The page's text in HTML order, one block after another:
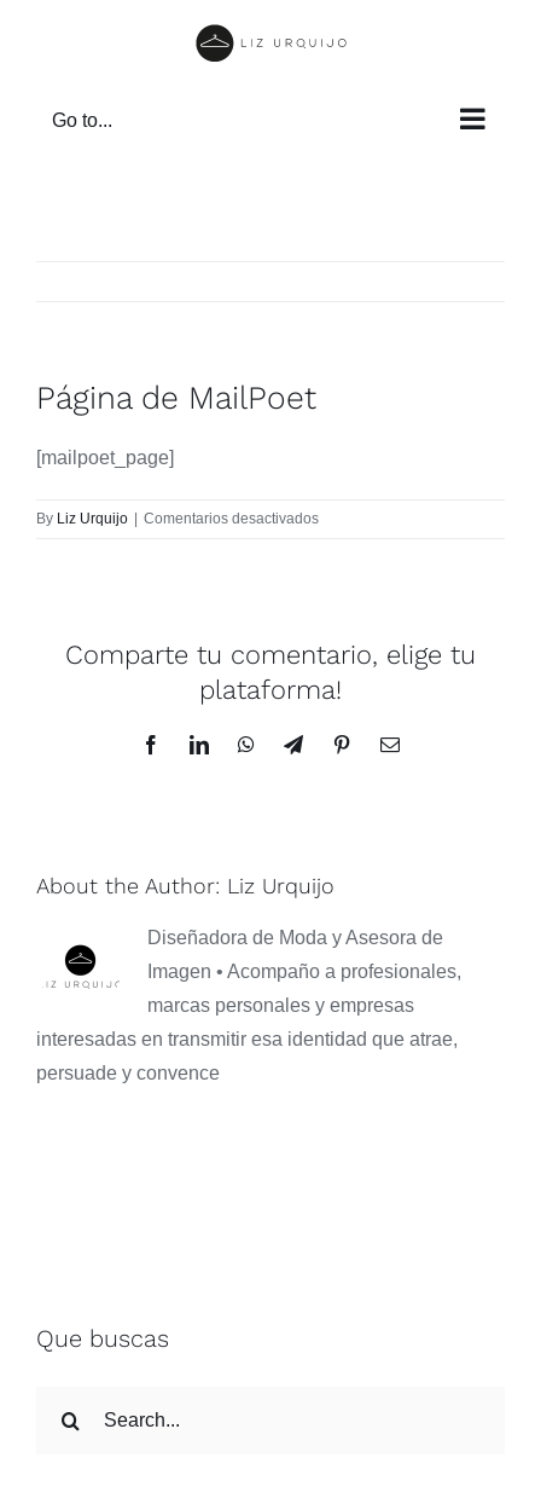
Go to...
Página de MailPoet
[mailpoet_page]
By Liz Urquijo | Comentarios desactivadosen
Comparte tu comentario, elige tu
plataforma!
FacebookLinkedInWhatsAppTelegramPinterestEmail
About the Author: Liz Urquijo
Diseñadora de Moda y Asesora de
Imagen • Acompaño a profesionales,
marcas personales y empresas
interesadas en transmitir esa identidad que atrae,
persuade y convence
Que buscas